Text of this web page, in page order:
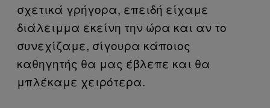
σχετικά γρήγορα, επειδή είχαμε
διάλειμμα εκείνη την ώρα και αν το
συνεχίζαμε, σίγουρα κάποιος
καθηγητής θα μας έβλεπε και θα
μπλέκαμε χειρότερα.